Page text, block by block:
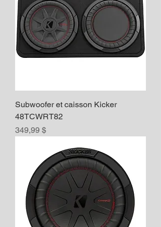
Subwoofer et caisson Kicker
48TCWRT82
Prix
349,99 $